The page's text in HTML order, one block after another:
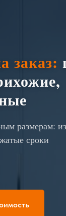
заказ:
размерам:
сроки